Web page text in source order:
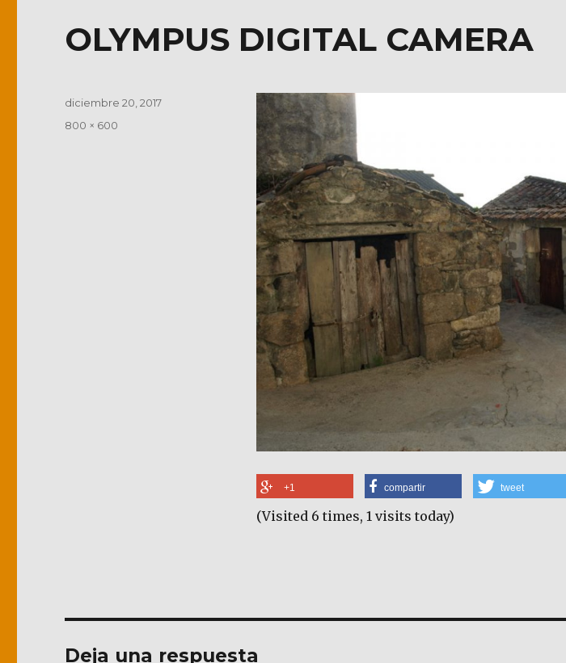
OLYMPUS DIGITAL CAMERA
+1 compartir tweet
(Visited 6 times, 1 visits today)
Publicado
diciembre 20, 2017
Tamaño
800 × 600
Deja una respuesta